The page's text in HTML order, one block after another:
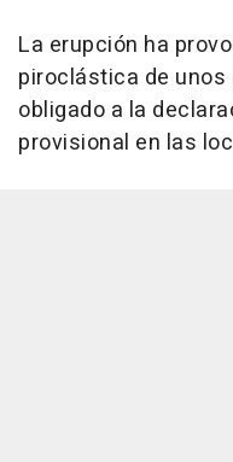
La erupción ha
piroclástica de
obligado a la
provisional en las